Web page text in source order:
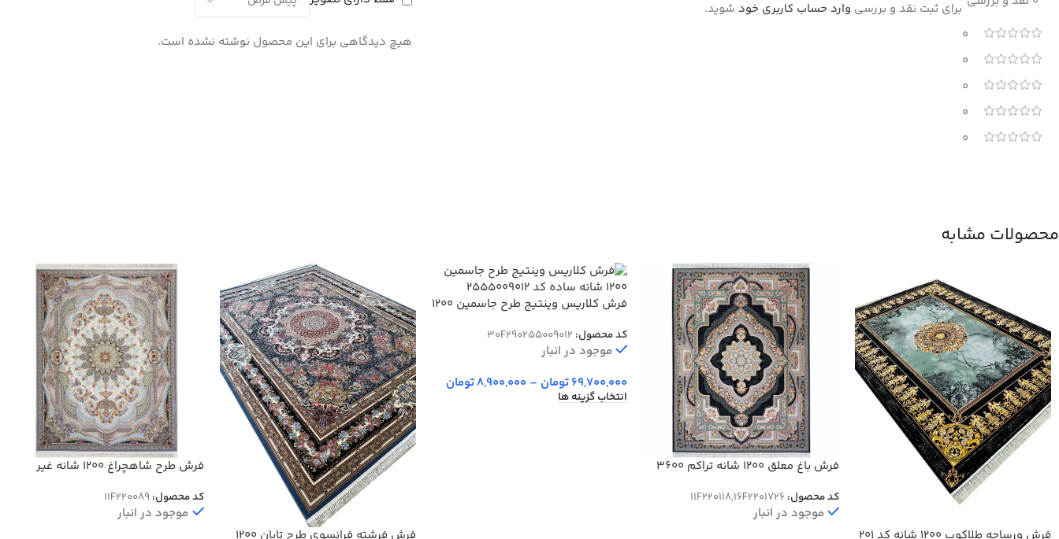
0
0
0
0
0
هیچ دیدگاهی برای این محصول نوشته نشده است.
برای ثبت نقد و بررسی وارد حساب کاربری خود شوید.
محصولات مشابه
فرش باغ معلق 1200 شانه تراکم 3600
کد محصول: 11F220118,16F2201726
موجود در انبار
فرش کلاریس وینتیج طرح جاسمین 1200
کد محصول: 30F290255009012
موجود در انبار
69,700,000تومان –
8,900,000تومان
انتخاب گزینه ها
فرش طرح شاهچراغ 1200 شانه غیر
کد محصول: 11F220089
موجود در انبار